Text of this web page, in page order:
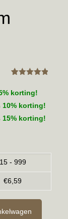
korting!
10% korting!
15% korting!
15 - 999
€6,59